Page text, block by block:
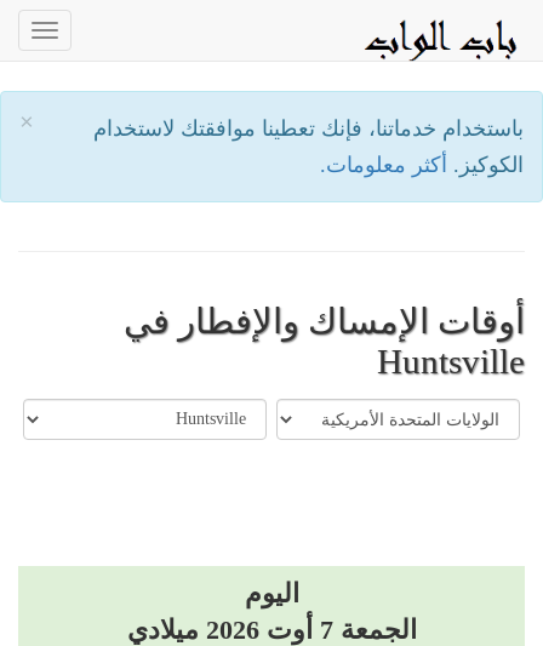
×
باستخدام خدماتنا، فإنك تعطينا موافقتك لاستخدام
الكوكيز. أكثر معلومات.
أوقات الإمساك والإفطار في
Huntsville
اليوم
الجمعة 7 أوت 2026 ميلادي